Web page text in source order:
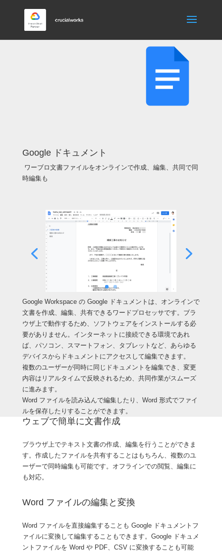
Google ドキュメント
ワーブロ文書ファイルをオンラインで作成、編集、共同で同
時編集も
Google Workspace の Google ドキュメントは、オンラインで
文書を作成、編集、共有できるワードプロセッサです。ブラ
ウザ上で動作するため、ソフトウェアをインストールする必
要がありません。インターネットに接続できる環境であれ
ば、パソコン、スマートフォン、タブレットなど、あらゆる
デバイスからドキュメントにアクセスして編集できます。
複数のユーザーが同時に同じドキュメントを編集でき、変更
内容はリアルタイムで反映されるため、共同作業がスムーズ
に進みます。
Word ファイルを読み込んで編集したり、Word 形式でファイ
ルを保存したりすることができます。
ウェブで簡単に文書作成
ブラウザ上でテキスト文書の作成、編集を行うことができま
す。作成したファイルを共有することはもちろん、複数のユ
ーザーで同時編集も可能です。オフラインでの閲覧、編集に
も対応。
Word ファイルの編集と変換
Word ファイルを直接編集することも Google ドキュメントフ
ァイルに変換して編集することもできます。Google ドキュメ
ントファイルを Word や PDF、CSV に変換することも可能